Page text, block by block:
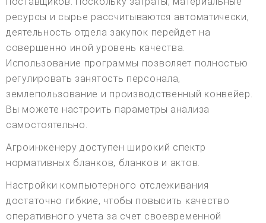
ресурсы и сырье рассчитываются автоматически,
деятельность отдела закупок перейдет на
совершенно иной уровень качества.
Использование программы позволяет полностью
регулировать занятость персонала,
землепользование и производственный конвейер.
Вы можете настроить параметры анализа
самостоятельно.
Агроинженеру доступен широкий спектр
нормативных бланков, бланков и актов.
Настройки компьютерного отслеживания
достаточно гибкие, чтобы повысить качество
оперативного учета за счет своевременной